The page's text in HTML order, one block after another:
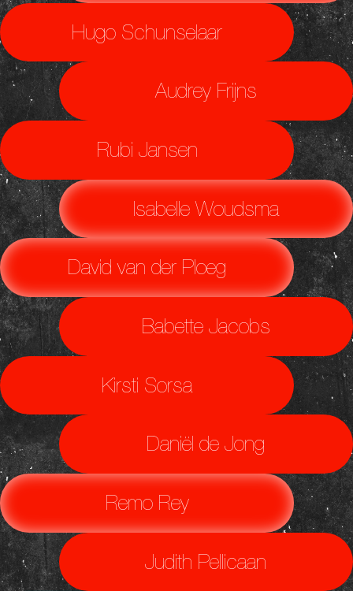
Hugo Schunselaar
Audrey Frijns
Rubi Jansen
Isabelle Woudsma
David van der Ploeg
Babette Jacobs
Kirsti Sorsa
Daniël de Jong
Remo Rey
Judith Pellicaan